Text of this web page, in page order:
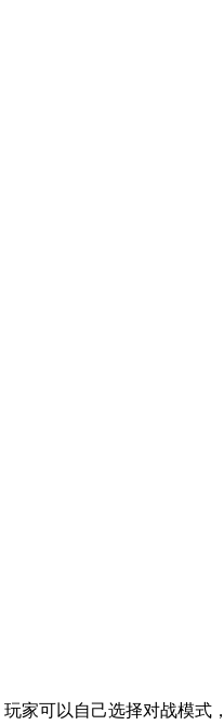
家可以自己选择对战模